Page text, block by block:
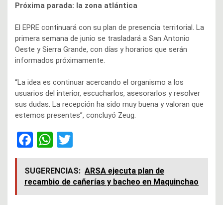
Próxima parada: la zona atlántica
El EPRE continuará con su plan de presencia territorial. La
primera semana de junio se trasladará a San Antonio
Oeste y Sierra Grande, con días y horarios que serán
informados próximamente.
“La idea es continuar acercando el organismo a los
usuarios del interior, escucharlos, asesorarlos y resolver
sus dudas. La recepción ha sido muy buena y valoran que
estemos presentes”, concluyó Zeug.
F
a
ce
b
W
h
at
s
wi
tt
er
SUGERENCIAS: ARSA ejecuta plan de
recambio de cañerías y bacheo en Maquinchao